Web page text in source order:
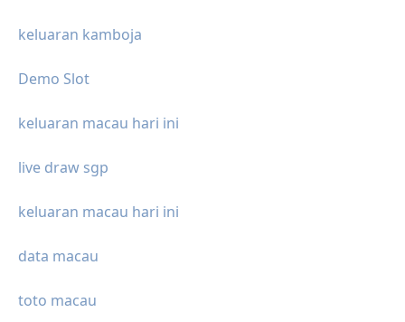
keluaran kamboja
Demo Slot
keluaran macau hari ini
live draw sgp
keluaran macau hari ini
data macau
toto macau